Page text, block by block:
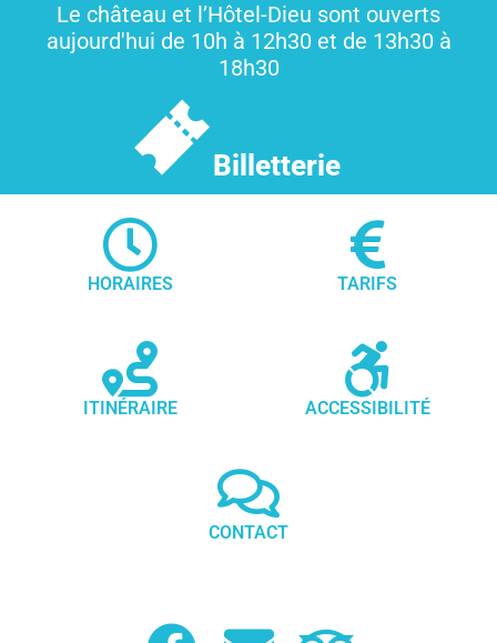
Le château et l’Hôtel-Dieu sont ouverts
aujourd'hui de 10h à 12h30 et de 13h30 à
18h30
Billetterie
HORAIRES TARIFS
ITINÉRAIRE ACCESSIBILITÉ
CONTACT